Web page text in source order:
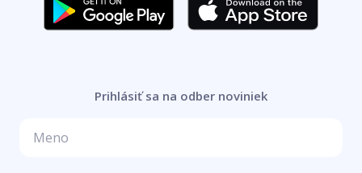
Prihlásiť sa na odber noviniek